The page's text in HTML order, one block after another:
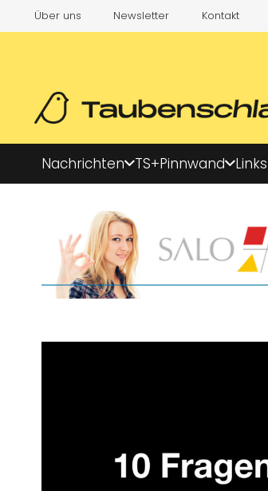
Über uns Newsletter Kontakt
Nachrichten TS+Pinnwand Links